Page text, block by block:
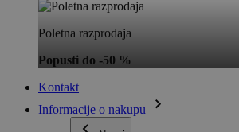
Poletna razprodaja
Popusti do -50 %
Kontakt
Informacije o nakupu